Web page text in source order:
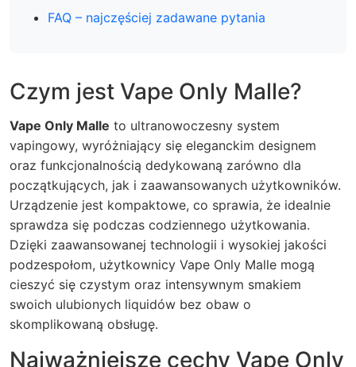
FAQ – najczęściej zadawane pytania
Czym jest Vape Only Malle?
Vape Only Malle to ultranowoczesny system
vapingowy, wyróżniający się eleganckim designem
oraz funkcjonalnością dedykowaną zarówno dla
początkujących, jak i zaawansowanych użytkowników.
Urządzenie jest kompaktowe, co sprawia, że idealnie
sprawdza się podczas codziennego użytkowania.
Dzięki zaawansowanej technologii i wysokiej jakości
podzespołom, użytkownicy Vape Only Malle mogą
cieszyć się czystym oraz intensywnym smakiem
swoich ulubionych liquidów bez obaw o
skomplikowaną obsługę.
Najważniejsze cechy Vape Only